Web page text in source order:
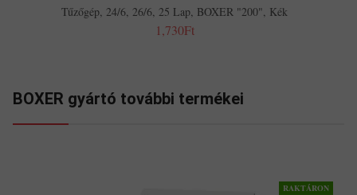
Tűzőgép, 24/6, 26/6, 25 Lap, BOXER "200", Kék
1,730Ft
BOXER gyártó további termékei
RAKTÁRON